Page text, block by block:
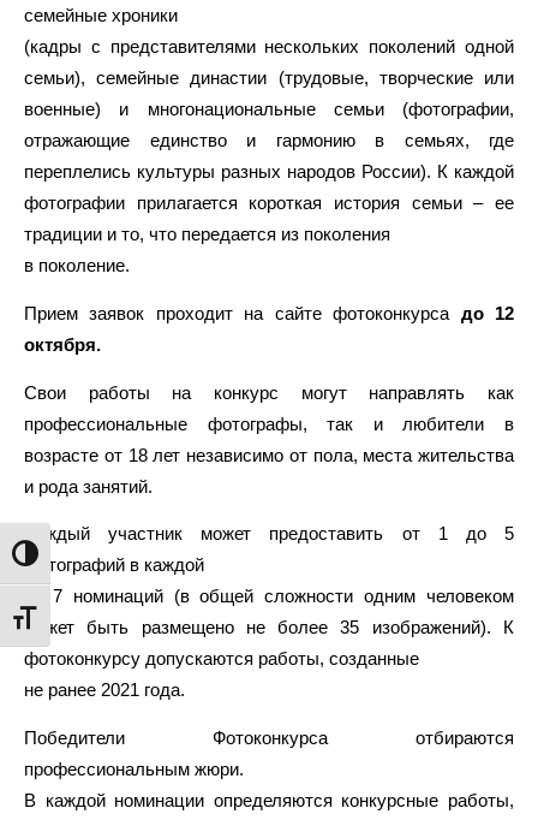
Переключить на высокую контрастность
Переключить на увеличенный шрифт
семейные хроники
(кадры с представителями нескольких поколений одной
семьи), семейные династии (трудовые, творческие или
военные) и многонациональные семьи (фотографии,
отражающие единство и гармонию в семьях, где
переплелись культуры разных народов России). К каждой
фотографии прилагается короткая история семьи – ее
традиции и то, что передается из поколения
в поколение.
Прием заявок проходит на сайте фотоконкурса до 12
октября.
Свои работы на конкурс могут направлять как
профессиональные фотографы, так и любители в
возрасте от 18 лет независимо от пола, места жительства
и рода занятий.
Каждый участник может предоставить от 1 до 5
фотографий в каждой
из 7 номинаций (в общей сложности одним человеком
может быть размещено не более 35 изображений). К
фотоконкурсу допускаются работы, созданные
не ранее 2021 года.
Победители Фотоконкурса отбираются
профессиональным жюри.
В каждой номинации определяются конкурсные работы,